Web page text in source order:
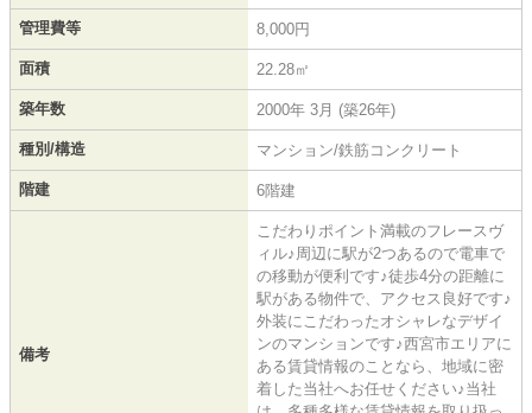
管理費等 8,000円
面積 22.28㎡
築年数 2000年 3月 (築26年)
種別/構造 マンション/鉄筋コンクリート
階建 6階建
備考
こだわりポイント満載のフレースヴ
ィル♪周辺に駅が2つあるので電車で
の移動が便利です♪徒歩4分の距離に
駅がある物件で、アクセス良好です♪
外装にこだわったオシャレなデザイ
ンのマンションです♪西宮市エリアに
ある賃貸情報のことなら、地域に密
着した当社へお任せください♪当社